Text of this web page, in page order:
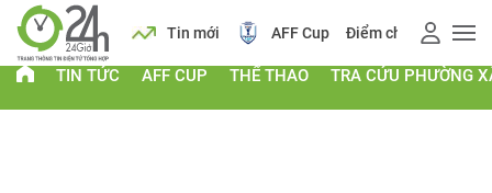
Lịch Tin mới AFF Cup Điểm chuẩn 2026
TIN TỨC AFF CUP THỂ THAO TRA CỨU PHƯỜNG